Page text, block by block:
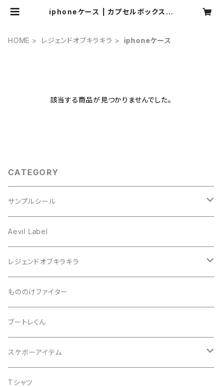
iphoneケース | カプセルボックスオ
HOME レジェンドオブキラキラ iphoneケース
該当する商品が見つかりませんでした。
CATEGORY
サンプルシール
プリズム
スクエア
ノイズ
レンチキュラー
箔ホロ
タマムシ
ノーマル
透明
グリッター
蓄光
Aevil Label
レジェンドオブキラキラ
シール
缶バッチ
Tシャツ
バッグ
もののけファイター
ブートレくん
スケボーアイテム
デッキテープ
Tシャツ